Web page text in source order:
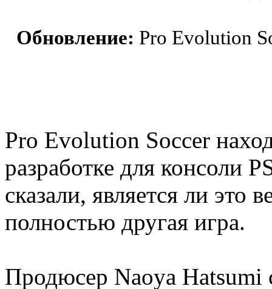
Обновление: Pro Evolution
Pro Evolution Soccer
разработке для консоли
сказали, является ли это
полностью другая игра.
Продюсер Naoya Hatsumi